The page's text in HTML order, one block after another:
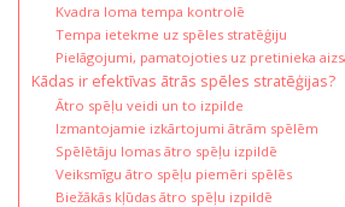
Kvadra loma tempa kontrolē
Tempa ietekme uz spēles stratēģiju
Pielāgojumi, pamatojoties uz pretinieka
Kādas ir efektīvas ātrās spēles stratēģijas?
Ātro spēļu veidi un to izpilde
Izmantojamie izkārtojumi ātrām spēlēm
Spēlētāju lomas ātro spēļu izpildē
Veiksmīgu ātro spēļu piemēri spēlēs
Biežākās kļūdas ātro spēļu izpildē